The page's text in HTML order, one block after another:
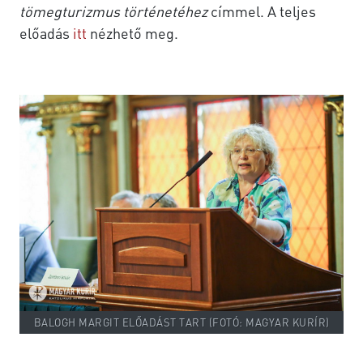
tömegturizmus történetéhezcímmel. A teljes
előadás itt nézhető meg.
BALOGH MARGIT ELŐADÁST TART (FOTÓ: MAGYAR KURÍR)